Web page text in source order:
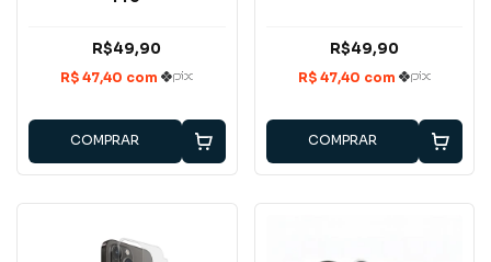
R$49,90
COMPRAR
R$49,90
COMPRAR